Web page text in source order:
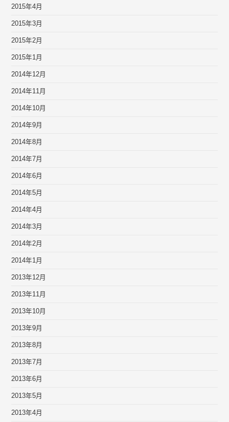
2015年4月
2015年3月
2015年2月
2015年1月
2014年12月
2014年11月
2014年10月
2014年9月
2014年8月
2014年7月
2014年6月
2014年5月
2014年4月
2014年3月
2014年2月
2014年1月
2013年12月
2013年11月
2013年10月
2013年9月
2013年8月
2013年7月
2013年6月
2013年5月
2013年4月